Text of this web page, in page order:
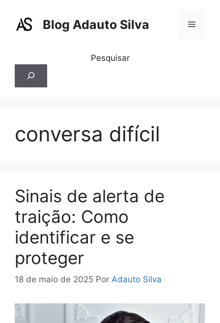
Blog Adauto Silva Menu
Pesquisar
conversa difícil
Sinais de alerta de
traição: Como
identificar e se
proteger
18 de maio de 2025 Por Adauto Silva